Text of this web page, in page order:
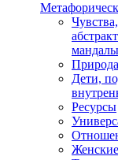
Чувства,
мандалы
Дети,
Ресурсы